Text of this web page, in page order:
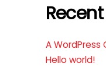
A
Hello world!